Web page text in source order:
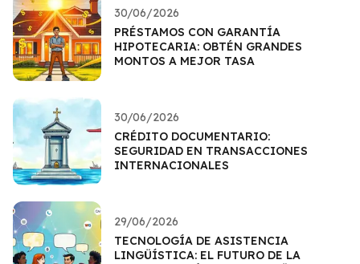
30/06/2026
PRÉSTAMOS CON GARANTÍA
HIPOTECARIA: OBTÉN GRANDES
MONTOS A MEJOR TASA
30/06/2026
CRÉDITO DOCUMENTARIO:
SEGURIDAD EN TRANSACCIONES
INTERNACIONALES
29/06/2026
TECNOLOGÍA DE ASISTENCIA
LINGÜÍSTICA: EL FUTURO DE LA